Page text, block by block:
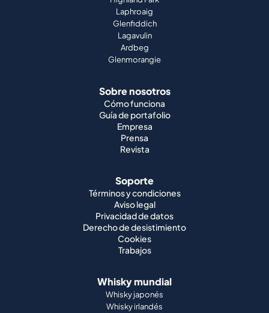
Laphroaig
Glenfiddich
Lagavulin
Ardbeg
Glenmorangie
Sobre nosotros
Cómo funciona
Guía de portafolio
Empresa
Prensa
Revista
Soporte
Términos y condiciones
Aviso legal
Privacidad de datos
Derecho de desistimiento
Cookies
Trabajos
Whisky mundial
Whisky japonés
Whisky irlandés